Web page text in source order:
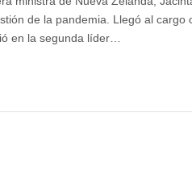
de la pandemia. Llegó al cargo
en la segunda líder…